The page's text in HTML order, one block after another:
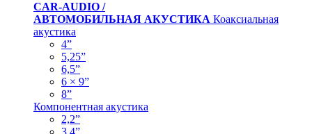
CAR-AUDIO /
АВТОМОБИЛЬНАЯ АКУСТИКА Коаксиальная
акустика
4”
5,25”
6,5”
6 × 9”
8”
Компонентная акустика
2,2”
3,4”